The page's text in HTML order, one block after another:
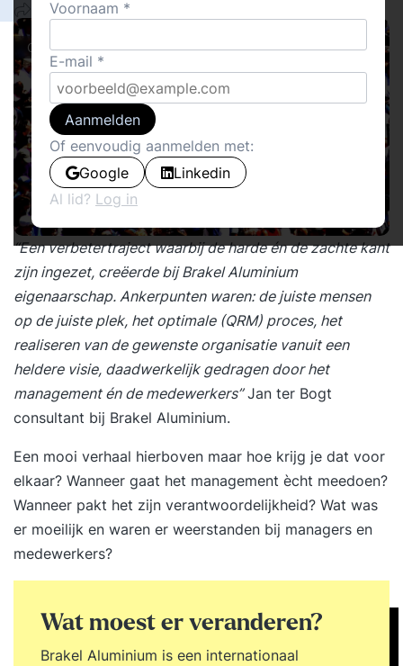
Cover stories · Cases
“Een verbetertraject waarbij de harde én de zachte kant
zijn ingezet, creëerde bij Brakel Aluminium
eigenaarschap. Ankerpunten waren: de juiste mensen
op de juiste plek, het optimale (QRM) proces, het
realiseren van de gewenste organisatie vanuit een
heldere visie, daadwerkelijk gedragen door het
management én de medewerkers”Jan ter Bogt
consultant bij Brakel Aluminium.
Een mooi verhaal hierboven maar hoe krijg je dat voor
elkaar? Wanneer gaat het management ècht meedoen?
Wanneer pakt het zijn verantwoordelijkheid? Wat was
er moeilijk en waren er weerstanden bij managers en
medewerkers?
Wat moest er veranderen?
Brakel Aluminium is een internationaal
Voornaam
E-mail
Aanmelden
Of eenvoudig aanmelden met:
Google
Linkedin
Al lid? Log in